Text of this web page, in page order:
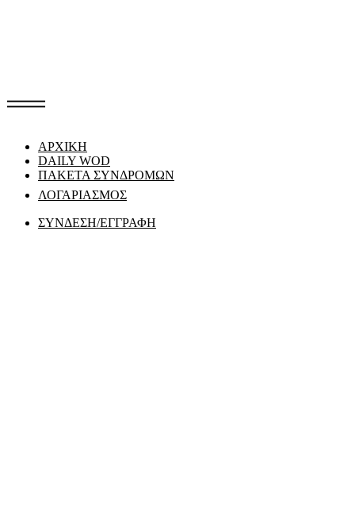
ΑΡΧΙΚΗ
DAILY WOD
ΠΑΚΕΤΑ ΣΥΝΔΡΟΜΩΝ
ΛΟΓΑΡΙΑΣΜΟΣ
ΣΥΝΔΕΣΗ/ΕΓΓΡΑΦΗ